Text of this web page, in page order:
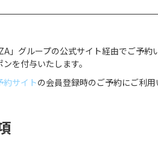
」グループの公式サイト経由でご予
を付与いたします。
約サイトの会員登録時のご予約にご利